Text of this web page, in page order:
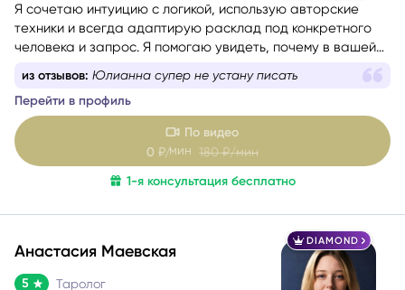
Я сочетаю интуицию с логикой, использую авторские
техники и всегда адаптирую расклад под конкретного
человека и запрос. Я помогаю увидеть, почему в вашей
ресурсный путь и получить конкретные шаги, чтобы
двигаться дальше с уверенностью.
из отзывов: Интересно, подробно с разных сторон
Перейти в профиль
По видео
0 ₽/мин180 ₽/мин
DIAMOND